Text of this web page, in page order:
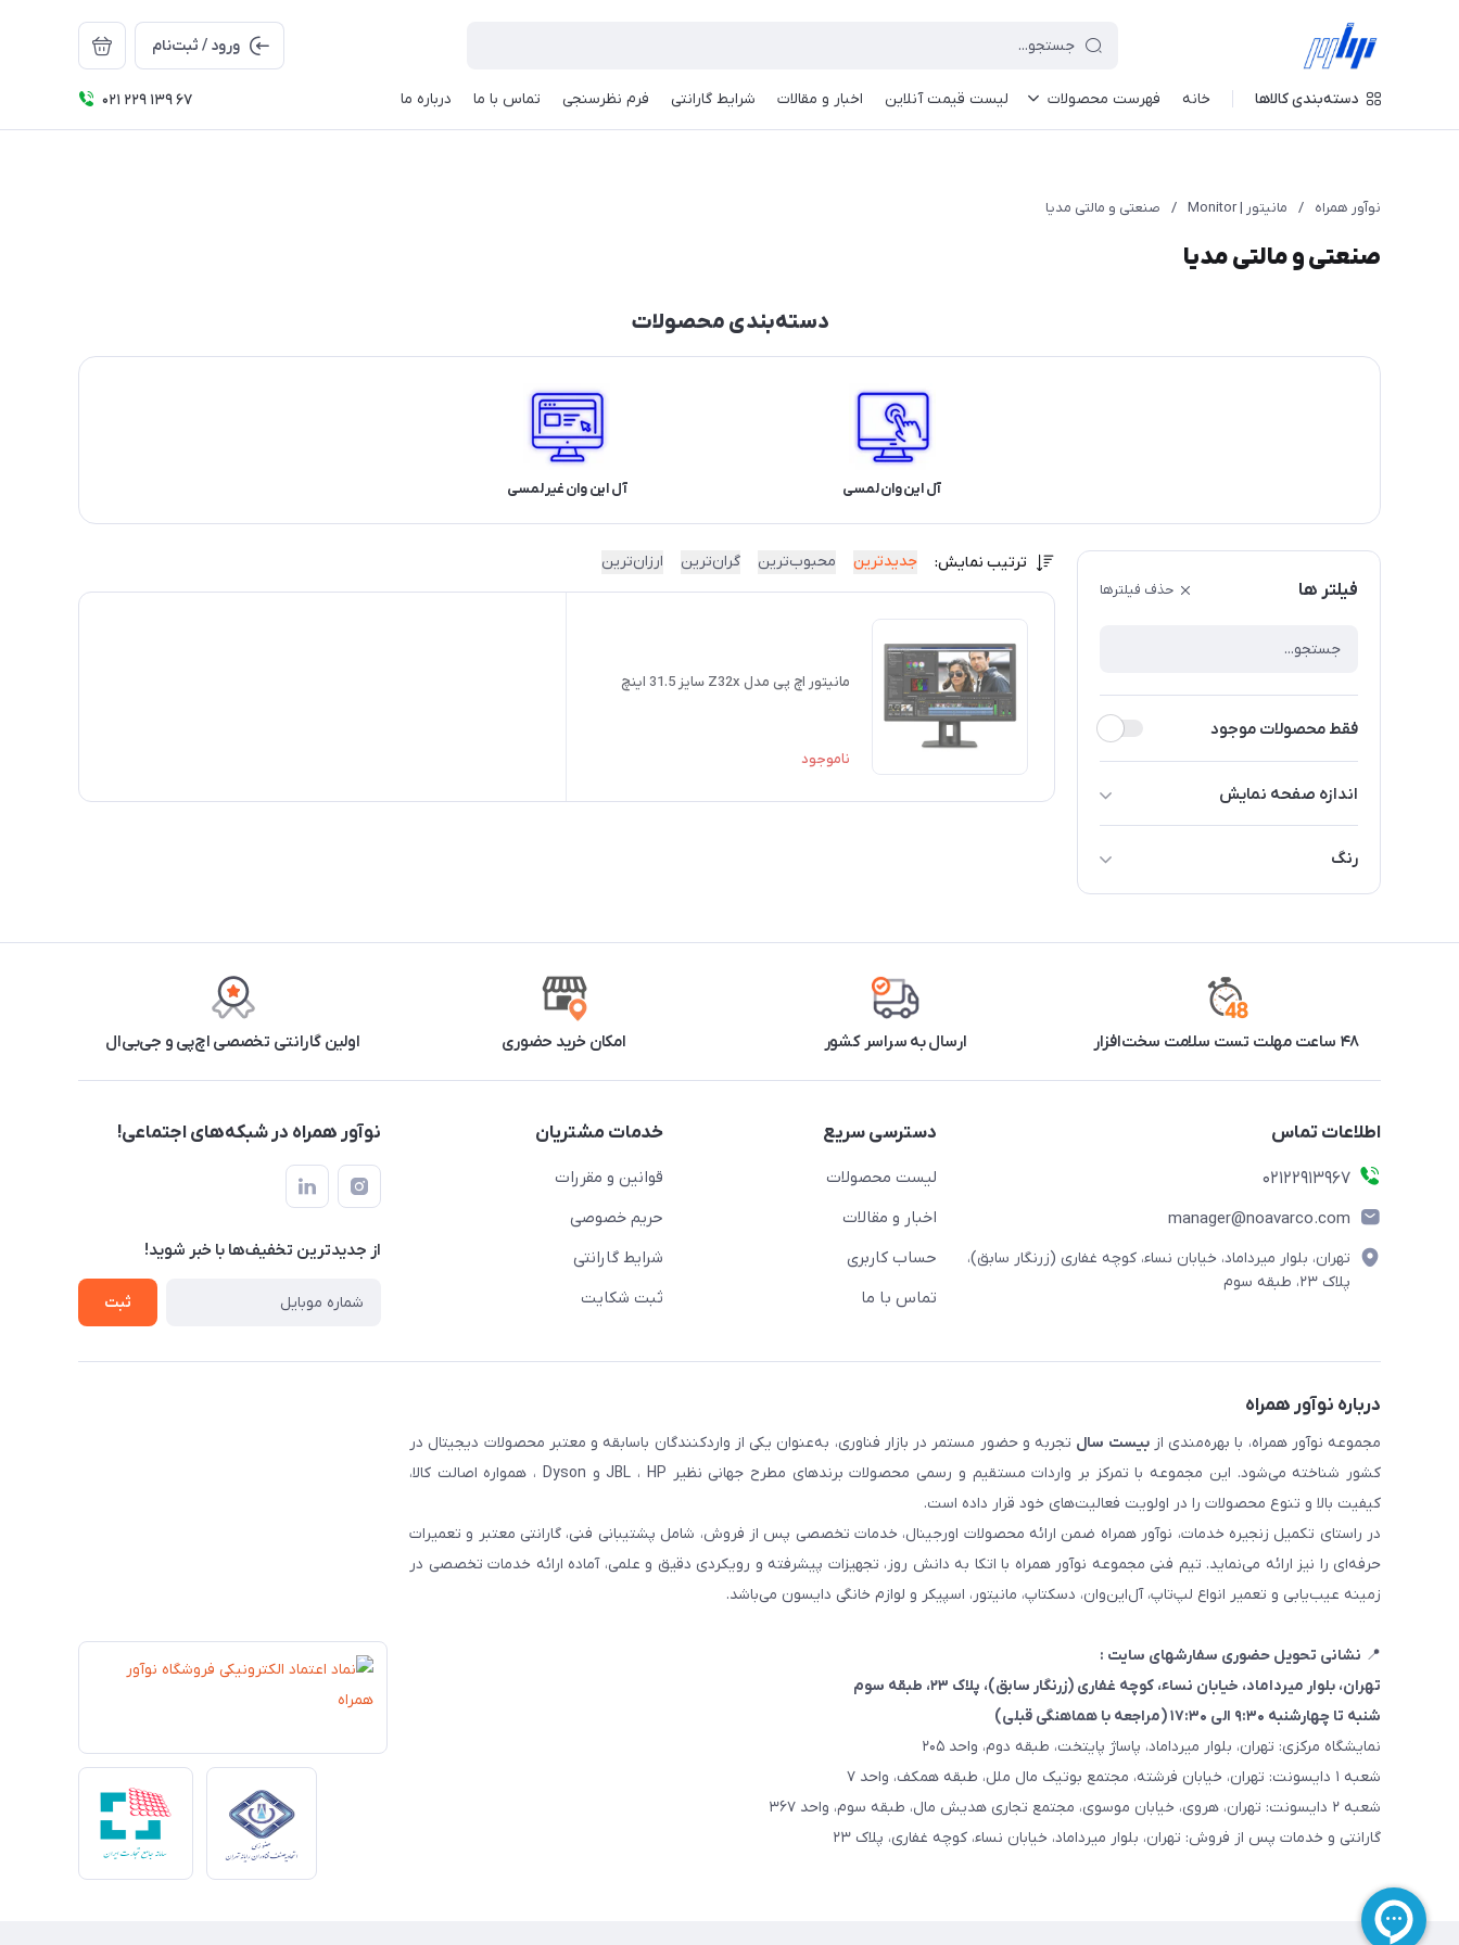
ورود / ثبت‌نام
دسته‌بندی کالاها خانه فهرست محصولات لیست قیمت آنلاین اخبار و مقالات شرایط گارانتی فرم نظرسنجی تماس با ما درباره ما 021 229 139 67
نوآور همراه / مانیتور | Monitor / صنعتی و مالتی مدیا
صنعتی و مالتی مدیا
دسته‌بندی محصولات
آل این وان لمسی آل این وان غیر لمسی
فیلتر ها حذف فیلترها
فقط محصولات موجود
اندازه صفحه نمایش
رنگ
مشکی
ترتیب نمایش: جدیدترین محبوب‌ترین گران‌ترین ارزان‌ترین
مانیتور اچ پی مدل Z32x سایز 31.5 اینچ
ناموجود
۴۸ ساعت مهلت تست سلامت سخت‌افزار ارسال به سراسر کشور امکان خرید حضوری اولین گارانتی تخصصی اچ‌پی و جی‌بی‌ال
اطلاعات تماس
02122913967
manager@noavarco.com
تهران، بلوار میرداماد، خیابان نساء، کوچه غفاری (زرنگار سابق)،
پلاک ۲۳، طبقه سوم
دسترسی سریع
لیست محصولات
اخبار و مقالات
حساب کاربری
تماس با ما
خدمات مشتریان
قوانین و مقررات
حریم خصوصی
شرایط گارانتی
ثبت شکایت
نوآور همراه در شبکه‌های اجتماعی!
از جدید‌ترین تخفیف‌ها با‌ خبر شوید!
ثبت
درباره نوآور همراه
مجموعه نوآور همراه، با بهره‌مندی ازبیست سال تجربه و حضور مستمر در بازار فناوری، به‌عنوان یکی از واردکنندگان باسابقه و معتبر محصولات دیجیتال در
کشور شناخته می‌شود. این مجموعه با تمرکز بر واردات مستقیم و رسمی محصولات برندهای مطرح جهانی نظیر JBL ، HP و Dyson ، همواره اصالت کالا،
کیفیت بالا و تنوع محصولات را در اولویت فعالیت‌های خود قرار داده است.
در راستای تکمیل زنجیره خدمات، نوآور همراه ضمن ارائه محصولات اورجینال، خدمات تخصصی پس از فروش، شامل پشتیبانی فنی، گارانتی معتبر و تعمیرات
حرفه‌ای را نیز ارائه می‌نماید. تیم فنی مجموعه نوآور همراه با اتکا به دانش روز، تجهیزات پیشرفته و رویکردی دقیق و علمی، آماده ارائه خدمات تخصصی در
زمینه عیب‌یابی و تعمیر انواع لپ‌تاپ، آل‌این‌وان، دسکتاپ، مانیتور، اسپیکر و لوازم خانگی دایسون می‌باشد.
📍 نشانی تحویل حضوری سفارشهای سایت :
تهران، بلوار میرداماد، خیابان نساء، کوچه غفاری (زرنگار سابق)، پلاک ۲۳، طبقه سوم
شنبه تا چهارشنبه ۹:۳۰ الی ۱۷:۳۰ (مراجعه با هماهنگی قبلی)
نمایشگاه مرکزی: تهران، بلوار میرداماد، پاساژ پایتخت، طبقه دوم، واحد ۲۰۵
شعبه ۱ دایسونت: تهران، خیابان فرشته، مجتمع بوتیک مال ملل، طبقه همکف، واحد ۷
شعبه ۲ دایسونت: تهران، هروی، خیابان موسوی، مجتمع تجاری هدیش مال، طبقه سوم، واحد ۳۶۷
گارانتی و خدمات پس از فروش: تهران، بلوار میرداماد، خیابان نساء، کوچه غفاری، پلاک ۲۳